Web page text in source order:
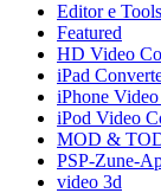
Editor e
Featured
HD Video
iPad
iPhone
iPod Video
MOD &
PSP-Zune-
video 3d